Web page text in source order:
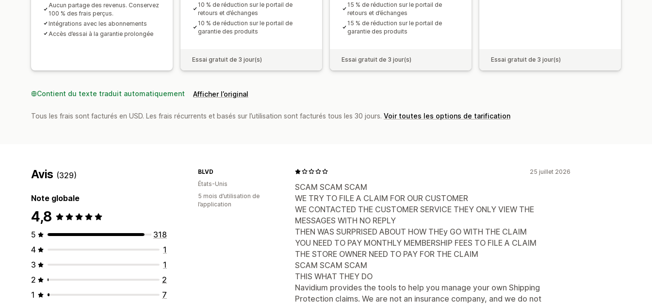
Aucun partage des revenus. Conservez
100 % des frais perçus.
Intégrations avec les abonnements
Accès d’essai à la garantie prolongée
10 % de réduction sur le portail de
retours et d’échanges
10 % de réduction sur le portail de
garantie des produits
Essai gratuit de 3 jour(s)
15 % de réduction sur le portail de
retours et d’échanges
15 % de réduction sur le portail de
garantie des produits
Essai gratuit de 3 jour(s) Essai gratuit de 3 jour(s)
Contient du texte traduit automatiquement Afficher l’original
Tous les frais sont facturés en USD. Les frais récurrents et basés sur l’utilisation sont facturés tous les 30 jours. Voir toutes les options de tarification
Avis (329)
Note globale
4,8
5
318
4
1
3
1
2
2
1
7
25 juillet 2026
SCAM SCAM SCAM
WE TRY TO FILE A CLAIM FOR OUR CUSTOMER
WE CONTACTED THE CUSTOMER SERVICE THEY ONLY VIEW THE
MESSAGES WITH NO REPLY
THEN WAS SURPRISED ABOUT HOW THEy GO WITH THE CLAIM
YOU NEED TO PAY MONTHLY MEMBERSHIP FEES TO FILE A CLAIM
THE STORE OWNER NEED TO PAY FOR THE CLAIM
SCAM SCAM SCAM
THIS WHAT THEY DO
Navidium provides the tools to help you manage your own Shipping
Protection claims. We are not an insurance company, and we do not
BLVD
États-Unis
5 mois d’utilisation de
l’application